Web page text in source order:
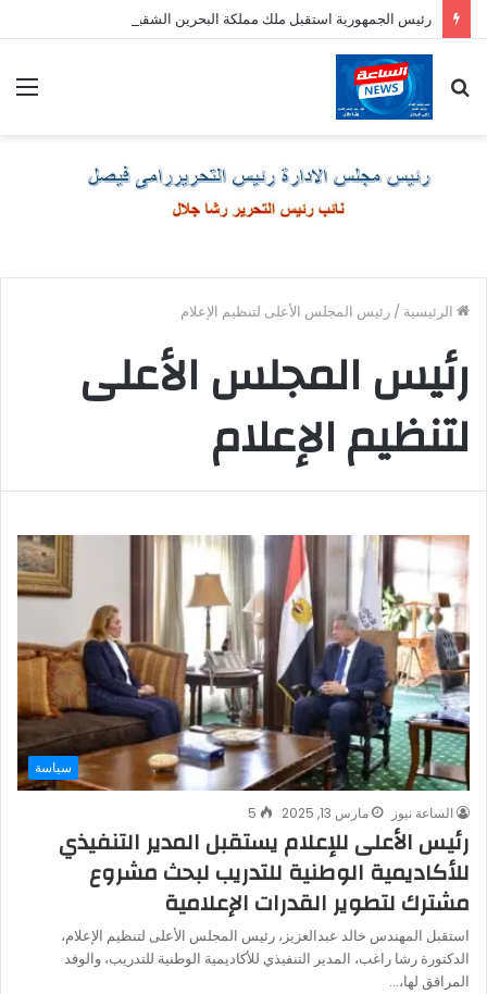
رئيس الجمهورية استقبل ملك مملكة البحرين الشقيقة
عن
الرئيسية / رئيس المجلس الأعلى لتنظيم الإعلام
رئيس المجلس الأعلى
لتنظيم الإعلام
سياسة
الساعة نيوز مارس 13, 2025 5
رئيس الأعلى للإعلام يستقبل المدير التنفيذي
للأكاديمية الوطنية للتدريب لبحث مشروع
مشترك لتطوير القدرات الإعلامية
استقبل المهندس خالد عبدالعزيز، رئيس المجلس الأعلى لتنظيم الإعلام،
الدكتورة رشا راغب، المدير التنفيذي للأكاديمية الوطنية للتدريب، والوفد
المرافق لها،…